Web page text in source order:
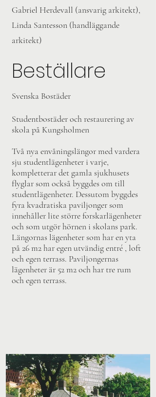
Gabriel Herdevall (ansvarig arkitekt),
Linda Santesson (handläggande
arkitekt)
Beställare
Svenska Bostäder
Studentbostäder och restaurering av
skola på Kungsholmen
Två nya envåningslängor med vardera
sju studentlägenheter i varje,
kompletterar det gamla sjukhusets
flyglar som också byggdes om till
studentlägenheter. Dessutom byggdes
fyra kvadratiska paviljonger som
innehåller lite större forskarlägenheter
och som utgör hörnen i skolans park.
Längornas lägenheter som har en yta
på 26 m2 har egen utvändig entré , loft
och egen terrass. Paviljongernas
lägenheter är 52 m2 och har tre rum
och egen terrass.